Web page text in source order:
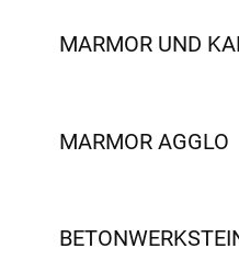
MARMOR UND
MARMOR AGGLO